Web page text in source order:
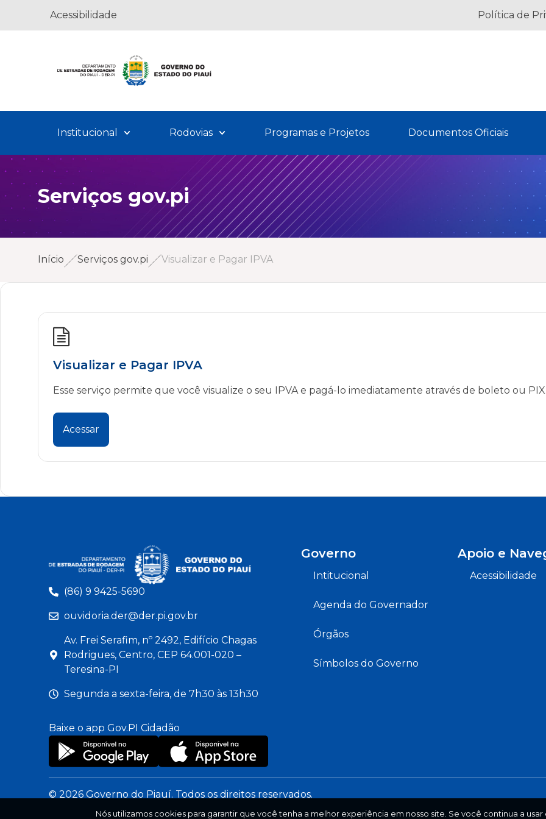
Acessibilidade Política de
Institucional Rodovias Programas e Projetos Documentos Oficiais
Serviços gov.pi
Início Serviços gov.pi Visualizar e Pagar IPVA
Visualizar e Pagar IPVA
Esse serviço permite que você visualize o seu IPVA e pagá-lo imediatamente através de boleto ou PIX.
Acessar
(86) 9 9425-5690
ouvidoria.der@der.pi.gov.br
Av. Frei Serafim, nº 2492, Edifício Chagas
Rodrigues, Centro, CEP 64.001-020 –
Teresina-PI
Segunda a sexta-feira, de 7h30 às 13h30
Governo
Intitucional
Agenda do Governador
Órgãos
Símbolos do Governo
Apoio e
Acessibilidade
Baixe o app Gov.PI Cidadão
© 2026 Governo do Piauí. Todos os direitos reservados.
Nós utilizamos cookies para garantir que você tenha a melhor experiência em nosso site. Se você continua a usar